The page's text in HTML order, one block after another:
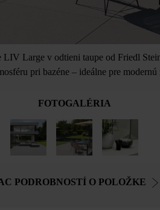
Large v odtieni taupe od Friedl
pri bazéne – ideálne pre modernú
FOTOGALÉRIA
PODROBNOSTÍ O POLOŽKE